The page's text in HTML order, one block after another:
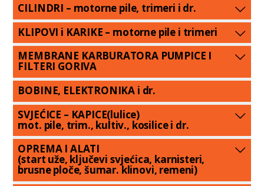
CILINDRI – motorne pile, trimeri i dr.
KLIPOVI i KARIKE – motorne pile i trimeri
MEMBRANE KARBURATORA PUMPICE I
FILTERI GORIVA
BOBINE, ELEKTRONIKA i dr.
SVJEĆICE – KAPICE(lulice)
mot. pile, trim., kultiv., kosilice i dr.
OPREMA I ALATI
(start uže, ključevi svjećica, karnisteri,
brusne ploče, šumar. klinovi, remeni)